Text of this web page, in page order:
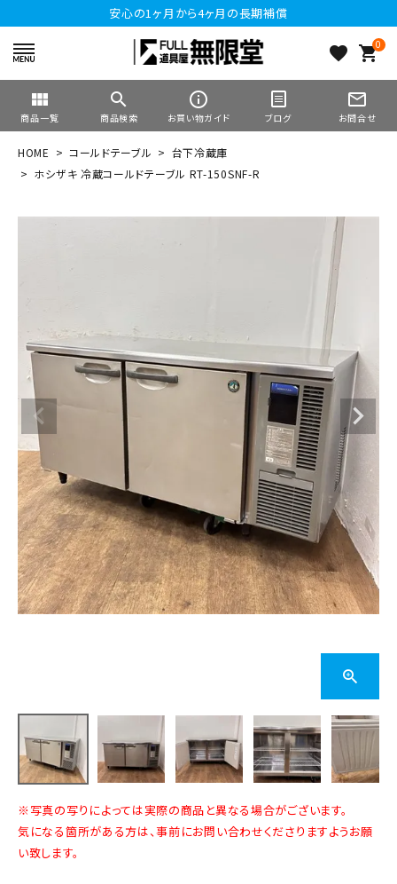
安心の1ヶ月から4ヶ月の長期補償
favorite 0
shopping_cart
view_module
商品一覧
search
商品検索
info_outline
お買い物ガイド ブログ
mail_outline
お問合せ
HOME コールドテーブル
台下冷蔵庫
ホシザキ 冷蔵コールドテーブル RT-150SNF-R
※写真の写りによっては実際の商品と異なる場合がございます。
気になる箇所がある方は、事前にお問い合わせくださりますようお願
い致します。